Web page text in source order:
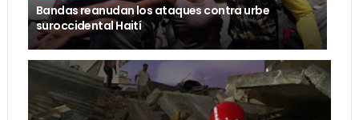
Bandas reanudan los ataques contra urbe
suroccidental Haití